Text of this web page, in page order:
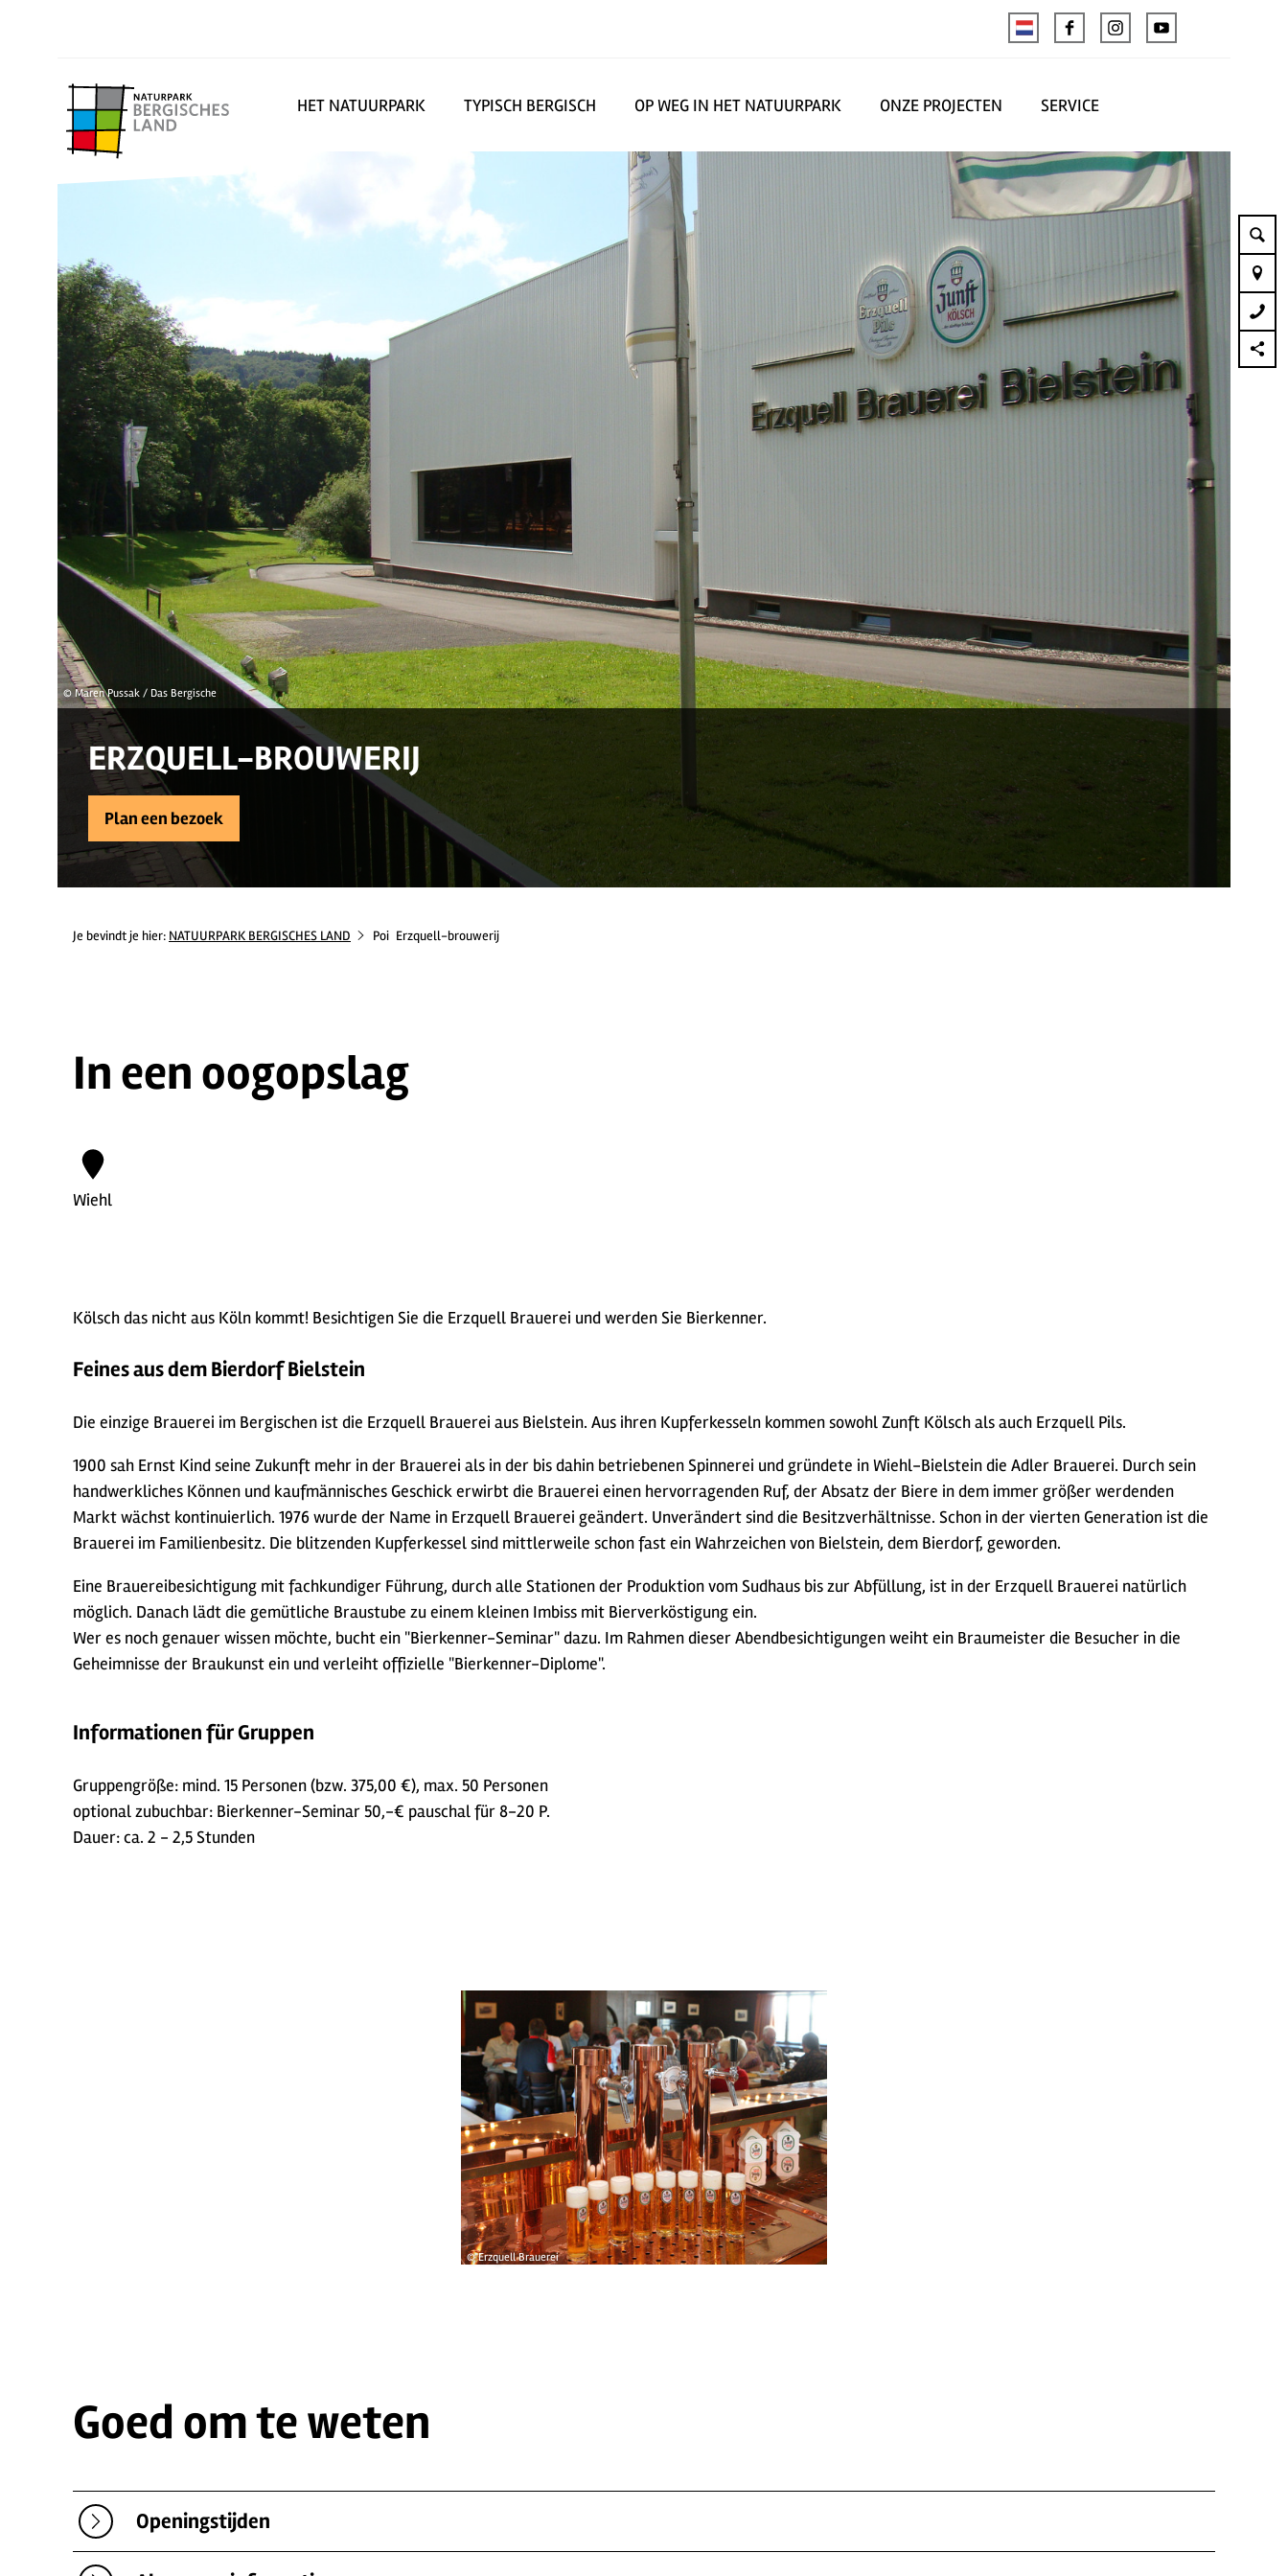
HET NATUURPARK TYPISCH BERGISCH OP WEG IN HET NATUURPARK ONZE PROJECTEN SERVICE
© Maren Pussak / Das Bergische
ERZQUELL-BROUWERIJ
Plan een bezoek
Je bevindt je hier: NATUURPARK BERGISCHES LAND Poi Erzquell-brouwerij
In een oogopslag
Wiehl
Kölsch das nicht aus Köln kommt! Besichtigen Sie die Erzquell Brauerei und werden Sie Bierkenner.
Feines aus dem Bierdorf Bielstein
Die einzige Brauerei im Bergischen ist die Erzquell Brauerei aus Bielstein. Aus ihren Kupferkesseln kommen sowohl Zunft Kölsch als auch Erzquell Pils.
1900 sah Ernst Kind seine Zukunft mehr in der Brauerei als in der bis dahin betriebenen Spinnerei und gründete in Wiehl-Bielstein die Adler Brauerei. Durch sein
handwerkliches Können und kaufmännisches Geschick erwirbt die Brauerei einen hervorragenden Ruf, der Absatz der Biere in dem immer größer werdenden
Markt wächst kontinuierlich. 1976 wurde der Name in Erzquell Brauerei geändert. Unverändert sind die Besitzverhältnisse. Schon in der vierten Generation ist die
Brauerei im Familienbesitz. Die blitzenden Kupferkessel sind mittlerweile schon fast ein Wahrzeichen von Bielstein, dem Bierdorf, geworden.
Eine Brauereibesichtigung mit fachkundiger Führung, durch alle Stationen der Produktion vom Sudhaus bis zur Abfüllung, ist in der Erzquell Brauerei natürlich
möglich. Danach lädt die gemütliche Braustube zu einem kleinen Imbiss mit Bierverköstigung ein.
Wer es noch genauer wissen möchte, bucht ein "Bierkenner-Seminar" dazu. Im Rahmen dieser Abendbesichtigungen weiht ein Braumeister die Besucher in die
Geheimnisse der Braukunst ein und verleiht offizielle "Bierkenner-Diplome".
Informationen für Gruppen
Gruppengröße: mind. 15 Personen (bzw. 375,00 €), max. 50 Personen
optional zubuchbar: Bierkenner-Seminar 50,-€ pauschal für 8-20 P.
Dauer: ca. 2 - 2,5 Stunden
© Erzquell Brauerei
Goed om te weten
Openingstijden